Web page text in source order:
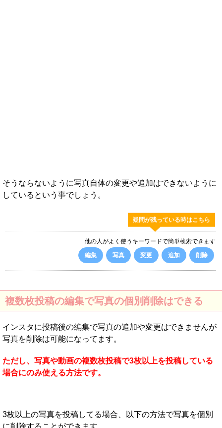
そうならないように写真自体の変更や追加はできないように
しているという事でしょう。
疑問が残っている時はこちら
他の人がよく使うキーワードで簡単検索できます
編集
写真 変更 追加 削除
複数枚投稿の編集で写真の個別削除はできる
インスタに投稿後の編集で写真の追加や変更はできませんが
写真を削除は可能になってます。
ただし、写真や動画の複数枚投稿で3枚以上を投稿している
場合にのみ使える方法です。
3枚以上の写真を投稿してる場合、以下の方法で写真を個別
に削除することができます。